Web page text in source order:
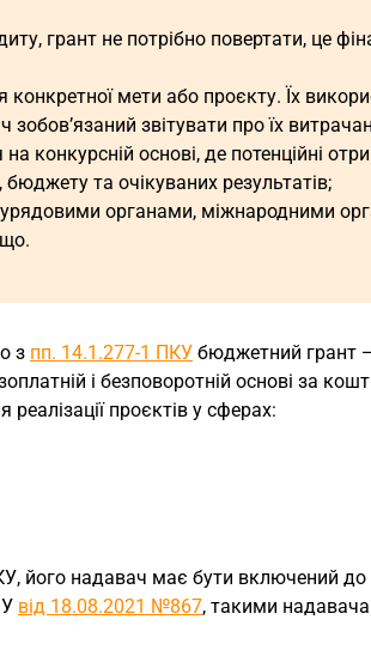
грант не потрібно повертати, це
мети або проєкту. Їх
звітувати про їх
конкурсній основі, де потенційні
та очікуваних результатів;
органами, міжнародними
з пп. 14.1.277-1 ПКУ бюджетний грант
і безповоротній основі за
проєктів у сферах:
його надавач має бути включений до
від 18.08.2021 №867, такими